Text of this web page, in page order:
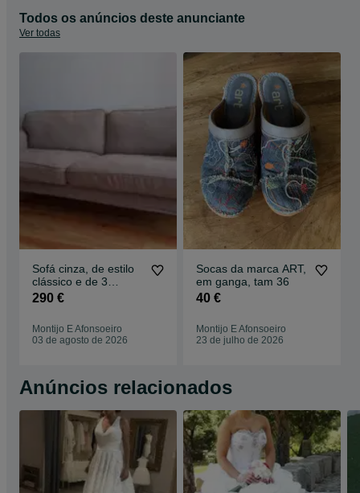
Todos os anúncios deste anunciante
Ver todas
Sofá cinza, de estilo
clássico e de 3
lugares. Está
290 €
Montijo E Afonsoeiro
03 de agosto de 2026
Socas da marca ART,
em ganga, tam 36
40 €
Montijo E Afonsoeiro
23 de julho de 2026
Anúncios relacionados